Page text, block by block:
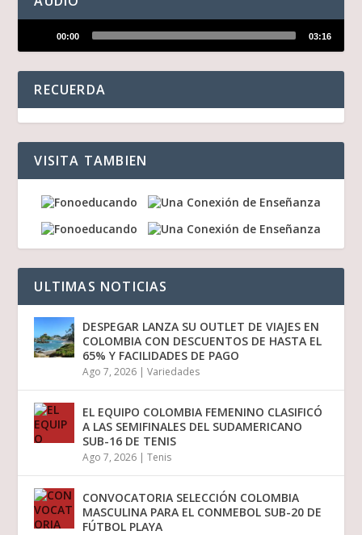
audio
00:00 03:16
RECUERDA
VISITA TAMBIEN
ULTIMAS NOTICIAS
DESPEGAR LANZA SU OUTLET DE VIAJES EN
COLOMBIA CON DESCUENTOS DE HASTA EL
65% Y FACILIDADES DE PAGO
Ago 7, 2026 |Variedades
EL EQUIPO COLOMBIA FEMENINO CLASIFICÓ
A LAS SEMIFINALES DEL SUDAMERICANO
SUB-16 DE TENIS
Ago 7, 2026 |Tenis
CONVOCATORIA SELECCIÓN COLOMBIA
MASCULINA PARA EL CONMEBOL SUB-20 DE
FÚTBOL PLAYA